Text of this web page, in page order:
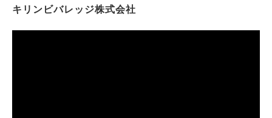
キリンビバレッジ株式会社